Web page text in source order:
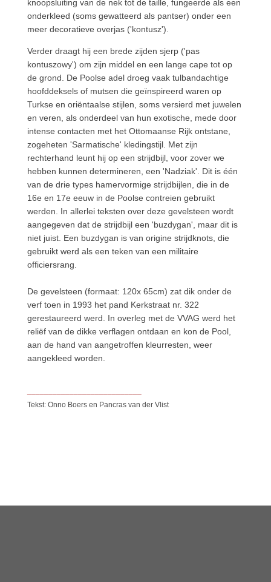
knoopsluiting van de nek tot de taille, fungeerde als een
onderkleed (soms gewatteerd als pantser) onder een
meer decoratieve overjas ('kontusz').
Verder draagt hij een brede zijden sjerp ('pas
kontuszowy') om zijn middel en een lange cape tot op
de grond. De Poolse adel droeg vaak tulbandachtige
hoofddeksels of mutsen die geïnspireerd waren op
Turkse en oriëntaalse stijlen, soms versierd met juwelen
en veren, als onderdeel van hun exotische, mede door
intense contacten met het Ottomaanse Rijk ontstane,
zogeheten 'Sarmatische' kledingstijl. Met zijn
rechterhand leunt hij op een strijdbijl, voor zover we
hebben kunnen determineren, een 'Nadziak'. Dit is één
van de drie types hamervormige strijdbijlen, die in de
16e en 17e eeuw in de Poolse contreien gebruikt
werden. In allerlei teksten over deze gevelsteen wordt
aangegeven dat de strijdbijl een 'buzdygan', maar dit is
niet juist. Een buzdygan is van origine strijdknots, die
gebruikt werd als een teken van een militaire
officiersrang.
De gevelsteen (formaat: 120x 65cm) zat dik onder de
verf toen in 1993 het pand Kerkstraat nr. 322
gerestaureerd werd. In overleg met de VVAG werd het
reliëf van de dikke verflagen ontdaan en kon de Pool,
aan de hand van aangetroffen kleurresten, weer
aangekleed worden.
Tekst: Onno Boers en Pancras van der Vlist